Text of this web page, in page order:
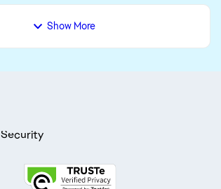
Show More
Security